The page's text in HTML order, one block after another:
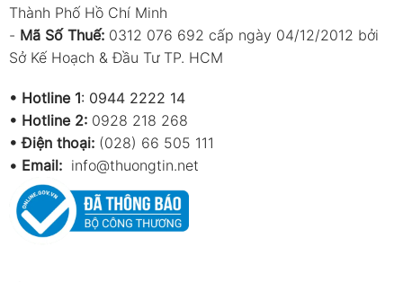
Thành Phố Hồ Chí Minh
- Mã Số Thuế: 0312 076 692 cấp ngày 04/12/2012 bởi
Sở Kế Hoạch & Đầu Tư TP. HCM
• Hotline 1: 0944 2222 14
• Hotline 2: 0928 218 268
• Điện thoại: (028) 66 505 111
• Email: info@thuongtin.net